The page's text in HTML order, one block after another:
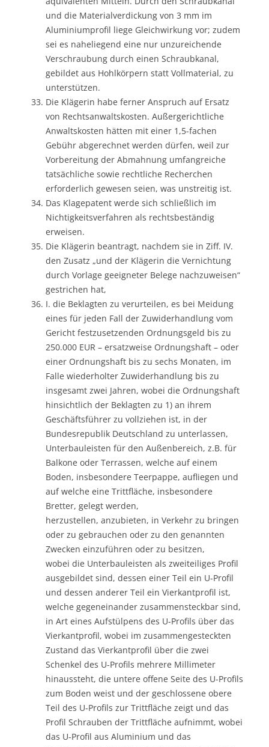
und die Materialverdickung von 3 mm im
Aluminiumprofil liege Gleichwirkung vor; zudem
sei es naheliegend eine nur unzureichende
Verschraubung durch einen Schraubkanal,
gebildet aus Hohlkörpern statt Vollmaterial, zu
unterstützen.
Die Klägerin habe ferner Anspruch auf Ersatz
von Rechtsanwaltskosten. Außergerichtliche
Anwaltskosten hätten mit einer 1,5-fachen
Gebühr abgerechnet werden dürfen, weil zur
Vorbereitung der Abmahnung umfangreiche
tatsächliche sowie rechtliche Recherchen
erforderlich gewesen seien, was unstreitig ist.
Das Klagepatent werde sich schließlich im
Nichtigkeitsverfahren als rechtsbeständig
erweisen.
Die Klägerin beantragt, nachdem sie in Ziff. IV.
den Zusatz „und der Klägerin die Vernichtung
durch Vorlage geeigneter Belege nachzuweisen“
gestrichen hat,
I. die Beklagten zu verurteilen, es bei Meidung
eines für jeden Fall der Zuwiderhandlung vom
Gericht festzusetzenden Ordnungsgeld bis zu
250.000 EUR – ersatzweise Ordnungshaft – oder
einer Ordnungshaft bis zu sechs Monaten, im
Falle wiederholter Zuwiderhandlung bis zu
insgesamt zwei Jahren, wobei die Ordnungshaft
hinsichtlich der Beklagten zu 1) an ihrem
Geschäftsführer zu vollziehen ist, in der
Bundesrepublik Deutschland zu unterlassen,
Unterbauleisten für den Außenbereich, z.B. für
Balkone oder Terrassen, welche auf einem
Boden, insbesondere Teerpappe, aufliegen und
auf welche eine Trittfläche, insbesondere
Bretter, gelegt werden,
herzustellen, anzubieten, in Verkehr zu bringen
oder zu gebrauchen oder zu den genannten
Zwecken einzuführen oder zu besitzen,
wobei die Unterbauleisten als zweiteiliges Profil
ausgebildet sind, dessen einer Teil ein U-Profil
und dessen anderer Teil ein Vierkantprofil ist,
welche gegeneinander zusammensteckbar sind,
in Art eines Aufstülpens des U-Profils über das
Vierkantprofil, wobei im zusammengesteckten
Zustand das Vierkantprofil über die zwei
Schenkel des U-Profils mehrere Millimeter
hinaussteht, die untere offene Seite des U-Profils
zum Boden weist und der geschlossene obere
Teil des U-Profils zur Trittfläche zeigt und das
Profil Schrauben der Trittfläche aufnimmt, wobei
das U-Profil aus Aluminium und das